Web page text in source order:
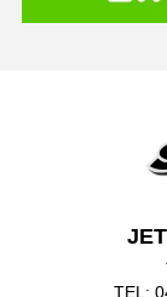
TEL: